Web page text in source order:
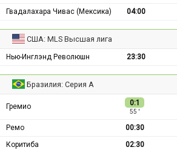
Гвадалахара Чивас (Мексика)
04:00
США: MLS Высшая лига
Нью-Инглэнд Революшн 23:30
Бразилия: Серия А
Гремио 0:1
55 ′
Ремо 00:30
Коритиба
02:30